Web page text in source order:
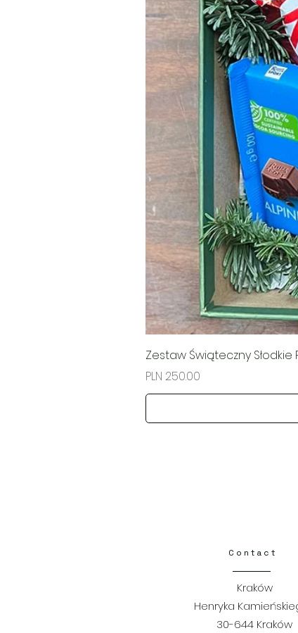
Zestaw Świąteczny
Price
PLN 250.00
Contact​
Kraków
Henryka
30-644 Kraków